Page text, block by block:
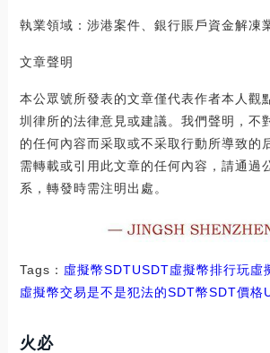
執業領域：涉港案件、銀行賬戶資金解凍
文章聲明
本公眾號所發表的文章僅代表作者本人觀
圳律所的法律意見或建議。我們聲明，不
的任何內容而采取或不采取行動所導致的
需轉載或引用此文章的任何內容，請通過
系，轉發時需注明出處。
Tags： 虛擬幣SDTUSDT虛擬幣排行玩虛
虛擬幣交易是不是犯法的SDT幣SDT價格
火必